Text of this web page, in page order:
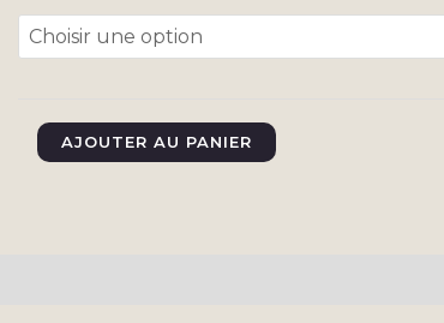
quantité
de
AJOUTER AU PANIER